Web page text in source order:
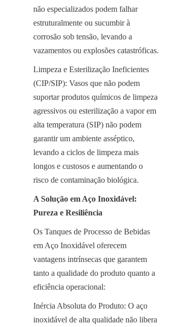
não especializados podem falhar
estruturalmente ou sucumbir à
corrosão sob tensão, levando a
vazamentos ou explosões catastróficas.
Limpeza e Esterilização Ineficientes
(CIP/SIP): Vasos que não podem
suportar produtos químicos de limpeza
agressivos ou esterilização a vapor em
alta temperatura (SIP) não podem
garantir um ambiente asséptico,
levando a ciclos de limpeza mais
longos e custosos e aumentando o
risco de contaminação biológica.
A Solução em Aço Inoxidável:
Pureza e Resiliência
Os Tanques de Processo de Bebidas
em Aço Inoxidável oferecem
vantagens intrínsecas que garantem
tanto a qualidade do produto quanto a
eficiência operacional:
Inércia Absoluta do Produto: O aço
inoxidável de alta qualidade não libera